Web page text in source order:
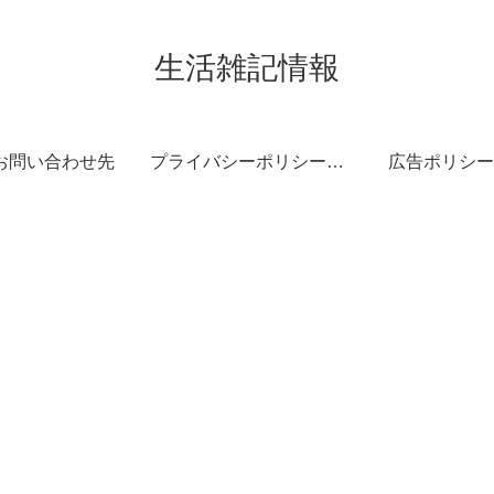
生活雑記情報
問い合わせ先 プライバシーポリシー・免責事項 広告ポリシー